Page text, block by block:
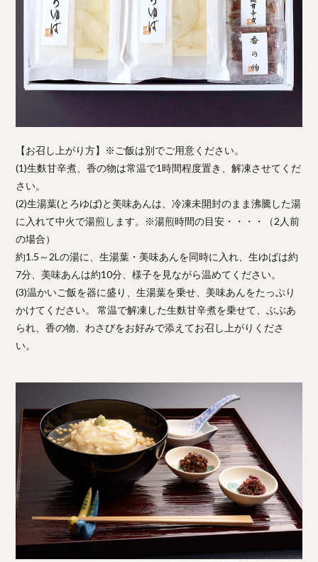
【お召し上がり方】※ご飯は別でご用意ください。
(1)生麩甘辛煮、香の物は常温で1時間程度置き、解凍させてくだ
さい。
(2)生湯葉(とろゆば)と美味あんは、冷凍未開封のまま沸騰した湯
に入れて中火で湯煎します。※湯煎時間の目安・・・・（2人前
の場合）
約1.5～2Lの湯に、生湯葉・美味あんを同時に入れ、生ゆばは約
7分、美味あんは約10分、様子を見ながら温めてください。
(3)温かいご飯を器に盛り、生湯葉を乗せ、美味あんをたっぷり
かけてください。 常温で解凍した生麩甘辛煮を乗せて、ぶぶあ
られ、香の物、わさびをお好みで添えてお召し上がりくださ
い。